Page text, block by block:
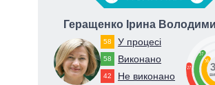
Геращенко Ірина
58 У процесі
58 Виконано
42 Не виконано
27
37
36